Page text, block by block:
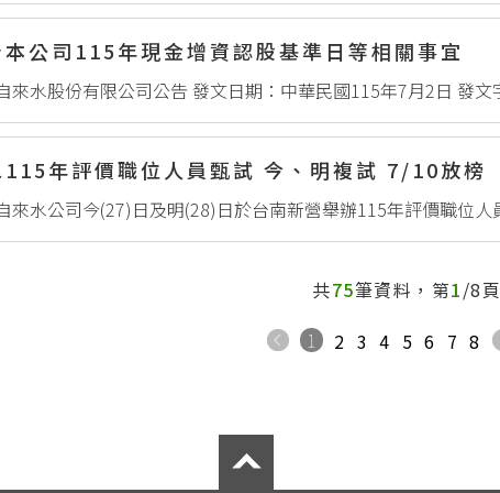
公司115年現金增資認股基準日等相關事宜
115年評價職位人員甄試 今、明複試 7/10放榜
共75筆資料，第1/8頁
1
2 3 4 5 6 7 8